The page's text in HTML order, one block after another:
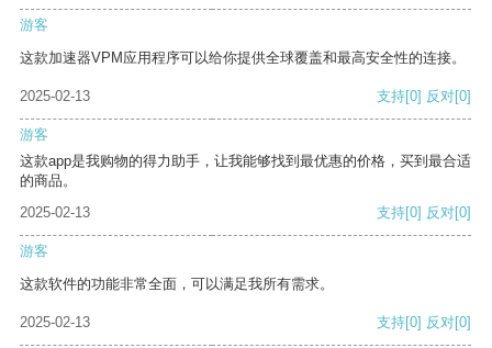
游客
这款加速器VPM应用程序可以给你提供全球覆盖和最高安全性的连接。
2025-02-13 支持[0] 反对[0]
游客
这款app是我购物的得力助手，让我能够找到最优惠的价格，买到最合适
的商品。
2025-02-13
支持[0] 反对[0]
游客
这款软件的功能非常全面，可以满足我所有需求。
2025-02-13 支持[0] 反对[0]